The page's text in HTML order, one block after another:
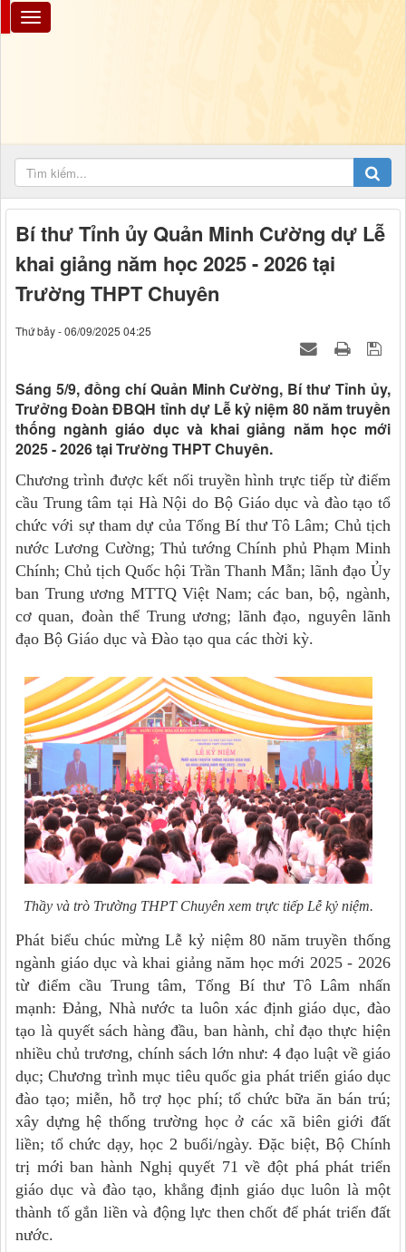
Bí thư Tỉnh ủy Quản Minh Cường dự Lễ
khai giảng năm học 2025 - 2026 tại
Trường THPT Chuyên
Thứ bảy - 06/09/2025 04:25
Sáng 5/9, đồng chí Quản Minh Cường, Bí thư Tỉnh ủy,
Trưởng Đoàn ĐBQH tỉnh dự Lễ kỷ niệm 80 năm truyền
thống ngành giáo dục và khai giảng năm học mới
2025 - 2026 tại Trường THPT Chuyên.
Chương trình được kết nối truyền hình trực tiếp từ điểm
cầu Trung tâm tại Hà Nội do Bộ Giáo dục và đào tạo tổ
chức với sự tham dự của Tổng Bí thư Tô Lâm; Chủ tịch
nước Lương Cường; Thủ tướng Chính phủ Phạm Minh
Chính; Chủ tịch Quốc hội Trần Thanh Mẫn; lãnh đạo Ủy
ban Trung ương MTTQ Việt Nam; các ban, bộ, ngành,
cơ quan, đoàn thể Trung ương; lãnh đạo, nguyên lãnh
đạo Bộ Giáo dục và Đào tạo qua các thời kỳ.
Thầy và trò Trường THPT Chuyên xem trực tiếp Lễ kỷ niệm.
Phát biểu chúc mừng Lễ kỷ niệm 80 năm truyền thống
ngành giáo dục và khai giảng năm học mới 2025 - 2026
từ điểm cầu Trung tâm, Tổng Bí thư Tô Lâm nhấn
mạnh: Đảng, Nhà nước ta luôn xác định giáo dục, đào
tạo là quyết sách hàng đầu, ban hành, chỉ đạo thực hiện
nhiều chủ trương, chính sách lớn như: 4 đạo luật về giáo
dục; Chương trình mục tiêu quốc gia phát triển giáo dục
đào tạo; miễn, hỗ trợ học phí; tổ chức bữa ăn bán trú;
xây dựng hệ thống trường học ở các xã biên giới đất
liền; tổ chức dạy, học 2 buổi/ngày. Đặc biệt, Bộ Chính
trị mới ban hành Nghị quyết 71 về đột phá phát triển
giáo dục và đào tạo, khẳng định giáo dục luôn là một
thành tố gắn liền và động lực then chốt để phát triển đất
nước.